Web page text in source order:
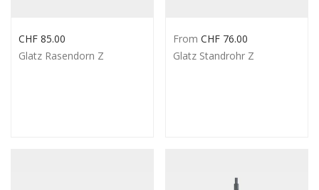
Glatz Rasendorn Z
CHF 85.00
Glatz Standrohr Z
From CHF 76.00